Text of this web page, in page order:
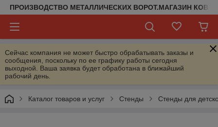
ПРОИЗВОДСТВО МЕТАЛЛИЧЕСКИХ ВОРОТ.МАГАЗИН
Сейчас компания не может быстро обрабатывать заказы и
сообщения, поскольку по ее графику работы сегодня
выходной. Ваша заявка будет обработана в ближайший
рабочий день.
Каталог товаров и услуг Стенды Стенды для